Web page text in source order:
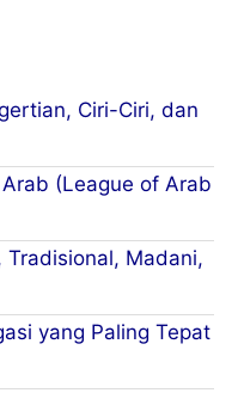
Ciri-Ciri, dan
(League of Arab
Madani,
yang Paling Tepat